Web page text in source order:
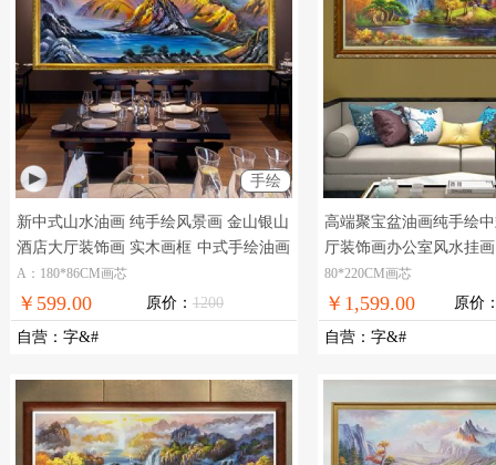
手绘
新中式山水油画 纯手绘风景画 金山银山
酒店大厅装饰画 实木画框 中式手绘油画
客厅，在线支付，全国免邮
A：180*86CM画芯
￥599.00 原价： 1200
自营 ： 字&#
高端聚宝盆油画纯手绘
厅装饰画办公室风水挂画
发，现货图片，在线支
80*220CM画芯
￥1,599.00 原价
自营 ： 字&#